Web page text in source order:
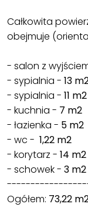
Całkowita
obejmuje
- salon z
- sypialnia - 13
- sypialnia - 11 m2
- kuchnia - 7 m2
- łazienka - 5 m2
- wc - 1,22 m2
- korytarz - 14 m2
- schowek - 3 m2
Ogółem: 73,22